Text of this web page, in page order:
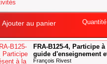
Ajouter au panier
FRA-B125-4, Participe
guide d'enseignement
François Rivest